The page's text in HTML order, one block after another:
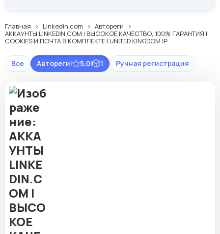
Главная Linkedin.com
Автореги
АККАУНТЫ LINKEDIN.COM | ВЫСОКОЕ КАЧЕСТВО, 100% ГАРАНТИЯ |
COOKIES И ПОЧТА В КОМПЛЕКТЕ | UNITED KINGDOM IP
Все Автореги| 5,0| 1 Ручная регистрация